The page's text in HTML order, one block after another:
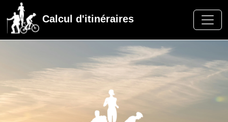
Calcul d'itinéraires